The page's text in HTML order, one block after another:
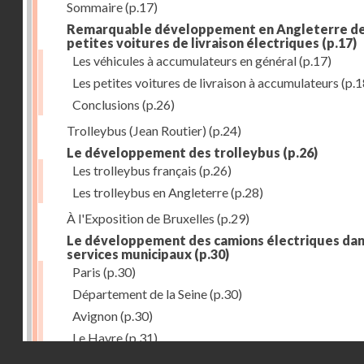
Sommaire(p.17)
Remarquable développement en Angleterre
petites voitures de livraison électriques (p.17)
Les véhicules à accumulateurs en général(p.17)
Les petites voitures de livraison à accumulateurs
Conclusions (p.26)
Trolleybus (Jean Routier) (p.24)
Le développement des trolleybus (p.26)
Les trolleybus français (p.26)
Les trolleybus en Angleterre(p.28)
À l'Exposition de Bruxelles (p.29)
Le développement des camions électriques
services municipaux (p.30)
Paris (p.30)
Département de la Seine(p.30)
Avignon(p.30)
Le Havre(p.31)